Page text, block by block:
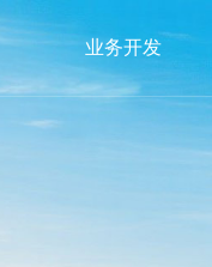
业务开发